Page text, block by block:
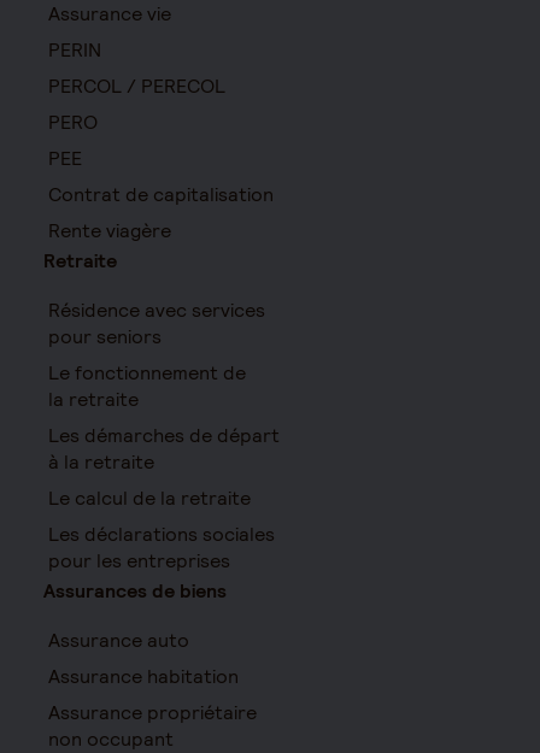
Assurance vie
PERIN
PERCOL / PERECOL
PERO
PEE
Contrat de capitalisation
Rente viagère
Retraite
Résidence avec services
pour seniors
Le fonctionnement de
la retraite
Les démarches de départ
à la retraite
Le calcul de la retraite
Les déclarations sociales
pour les entreprises
Assurances de biens
Assurance auto
Assurance habitation
Assurance propriétaire
non occupant